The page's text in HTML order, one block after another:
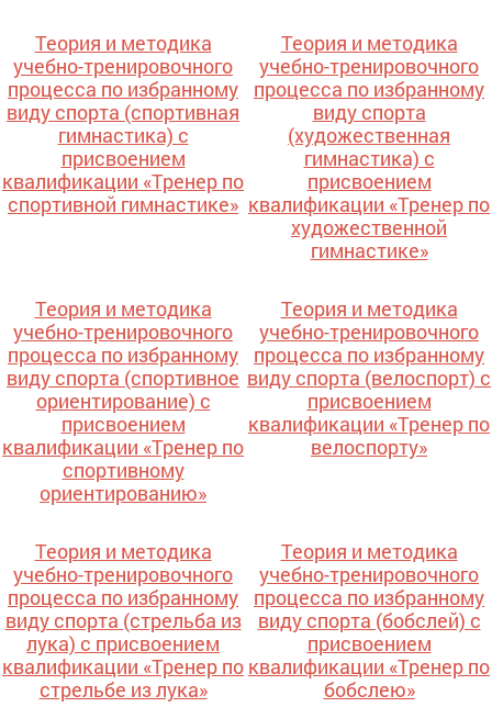
Теория и методика
учебно-тренировочного
процесса по избранному
виду спорта (спортивная
гимнастика) с
присвоением
квалификации «Тренер по
спортивной гимнастике»
Теория и методика
учебно-тренировочного
процесса по избранному
виду спорта
(художественная
гимнастика) с
присвоением
квалификации «Тренер по
художественной
гимнастике»
Теория и методика
учебно-тренировочного
процесса по избранному
виду спорта (спортивное
ориентирование) с
присвоением
квалификации «Тренер по
спортивному
ориентированию»
Теория и методика
учебно-тренировочного
процесса по избранному
виду спорта (велоспорт) с
присвоением
квалификации «Тренер по
велоспорту»
Теория и методика
учебно-тренировочного
процесса по избранному
виду спорта (стрельба из
лука) с присвоением
квалификации «Тренер по
стрельбе из лука»
Теория и методика
учебно-тренировочного
процесса по избранному
виду спорта (бобслей) с
присвоением
квалификации «Тренер по
бобслею»